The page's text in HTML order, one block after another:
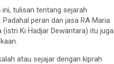
tulisan tentang sejarah
peran dan jasa RA Maria
Ki Hadjar Dewantara) itu juga
atau sejajar dengan kiprah